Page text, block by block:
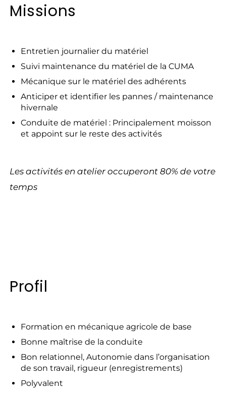
Missions
Entretien journalier du matériel
Suivi maintenance du matériel de la CUMA
Mécanique sur le matériel des adhérents
Anticiper et identifier les pannes / maintenance
hivernale
Conduite de matériel : Principalement moisson
et appoint sur le reste des activités
Les activités en atelier occuperont 80% de votre
temps
Profil
Formation en mécanique agricole de base
Bonne maîtrise de la conduite
Bon relationnel, Autonomie dans l’organisation
de son travail, rigueur (enregistrements)
Polyvalent